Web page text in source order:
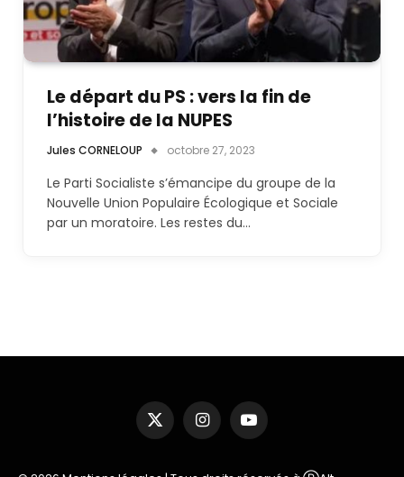
Le départ du PS : vers la fin de
l’histoire de la NUPES
Jules CORNELOUP octobre 27, 2023
Le Parti Socialiste s’émancipe du groupe de la
Nouvelle Union Populaire Écologique et Sociale
par un moratoire. Les restes du…
X
(Twitter)
InstagramYouTube